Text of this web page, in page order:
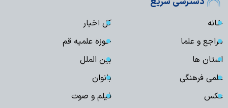
خانه
کل اخبار
مراجع و علما
حوزه علمیه قم
استان ها
بین الملل
علمی فرهنگی
بانوان
عکس
فیلم و صوت